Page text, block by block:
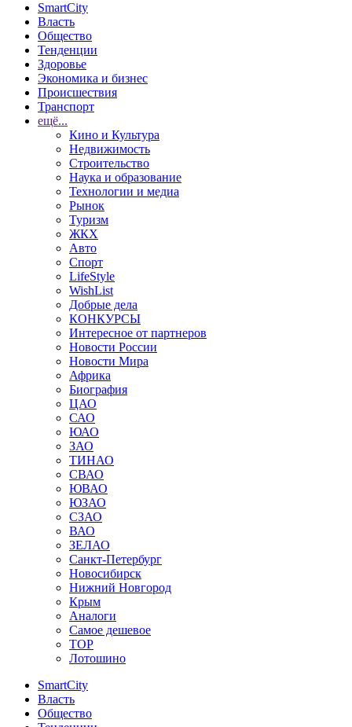
SmartCity
Власть
Общество
Тенденции
Здоровье
Экономика и бизнес
Происшествия
Транспорт
ещё...
Кино и Культура
Недвижимость
Строительство
Наука и образование
Технологии и медиа
Рынок
Туризм
ЖКХ
Авто
Спорт
LifeStyle
WishList
Добрые дела
КОНКУРСЫ
Интересное от партнеров
Новости России
Новости Мира
Африка
Биография
ЦАО
САО
ЮАО
ЗАО
ТИНАО
СВАО
ЮВАО
ЮЗАО
СЗАО
ВАО
ЗЕЛАО
Санкт-Петербург
Новосибирск
Нижний Новгород
Крым
Аналоги
Самое дешевое
TOP
Лотошино
SmartCity
Власть
Общество